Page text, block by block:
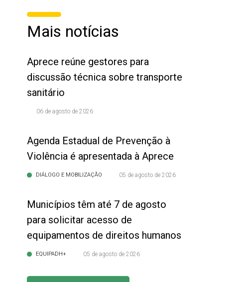
Mais notícias
Aprece reúne gestores para
discussão técnica sobre transporte
sanitário
06 de agosto de 2026
Agenda Estadual de Prevenção à
Violência é apresentada à Aprece
DIÁLOGO E MOBILIZAÇÃO 05 de agosto de 2026
Municípios têm até 7 de agosto
para solicitar acesso de
equipamentos de direitos humanos
EQUIPADH+ 05 de agosto de 2026